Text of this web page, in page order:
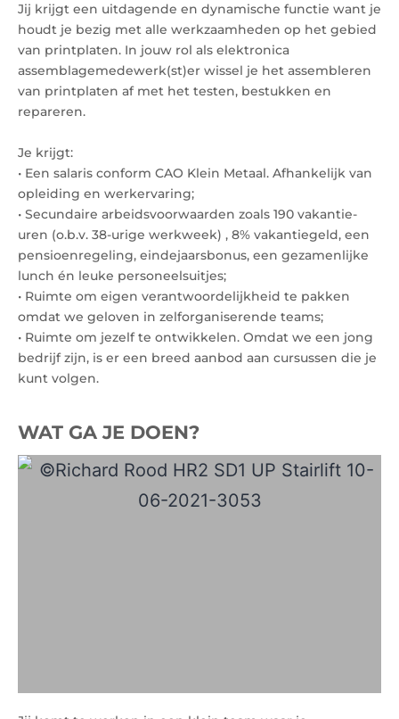
Jij krijgt een uitdagende en dynamische functie want je
houdt je bezig met alle werkzaamheden op het gebied
van printplaten. In jouw rol als elektronica
assemblagemedewerk(st)er wissel je het assembleren
van printplaten af met het testen, bestukken en
repareren.
Je krijgt:
• Een salaris conform CAO Klein Metaal. Afhankelijk van
opleiding en werkervaring;
• Secundaire arbeidsvoorwaarden zoals 190 vakantie-
uren (o.b.v. 38-urige werkweek) , 8% vakantiegeld, een
pensioenregeling, eindejaarsbonus, een gezamenlijke
lunch én leuke personeelsuitjes;
• Ruimte om eigen verantwoordelijkheid te pakken
omdat we geloven in zelforganiserende teams;
• Ruimte om jezelf te ontwikkelen. Omdat we een jong
bedrijf zijn, is er een breed aanbod aan cursussen die je
kunt volgen.
WAT GA JE DOEN?